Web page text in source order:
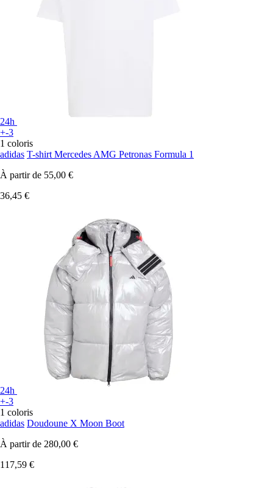
24h
+-3
1 coloris
adidas T-shirt Mercedes AMG Petronas Formula 1
À partir de 55,00 €
36,45 €
24h
+-3
1 coloris
adidas Doudoune X Moon Boot
À partir de 280,00 €
117,59 €